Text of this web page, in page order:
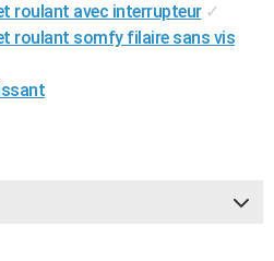
roulant avec interrupteur ✓
roulant somfy filaire sans vis